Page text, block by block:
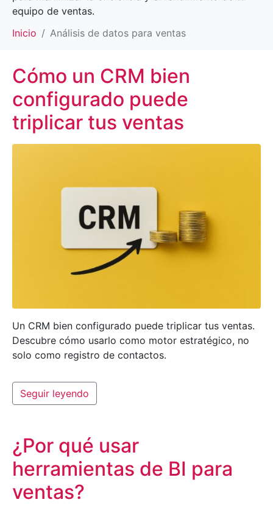
equipo de ventas.
Inicio
Análisis de datos para ventas
Cómo un CRM bien
configurado puede
triplicar tus ventas
Un CRM bien configurado puede triplicar tus ventas.
Descubre cómo usarlo como motor estratégico, no
solo como registro de contactos.
Seguir leyendo
¿Por qué usar
herramientas de BI para
ventas?